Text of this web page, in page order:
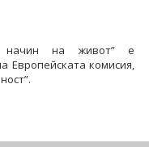
начин на живот” е
Европейската комисия,